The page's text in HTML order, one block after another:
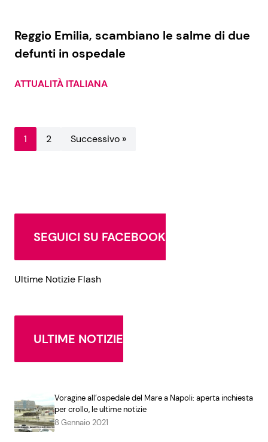
Reggio Emilia, scambiano le salme di due
defunti in ospedale
ATTUALITÀ ITALIANA
1 2 Successivo »
SEGUICI SU FACEBOOK
Ultime Notizie Flash
ULTIME NOTIZIE
Voragine all’ospedale del Mare a Napoli: aperta inchiesta
per crollo, le ultime notizie
8 Gennaio 2021